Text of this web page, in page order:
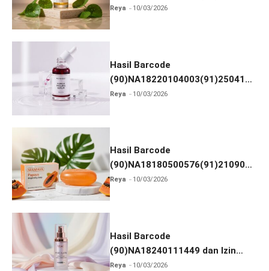
dan Izin BPOM
Reya 10/03/2026
Hasil Barcode
(90)NA18220104003(91)250418
dan Izin BPOM
Reya 10/03/2026
Hasil Barcode
(90)NA18180500576(91)210906
dan Izin BPOM
Reya 10/03/2026
Hasil Barcode
(90)NA18240111449 dan Izin
BPOM
Reya 10/03/2026